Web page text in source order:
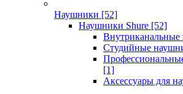
Наушники [52]
Наушники Shure [52]
Студийные
[1]
Аксессуары для